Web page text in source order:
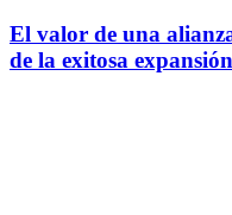
El valor de una
de la exitosa